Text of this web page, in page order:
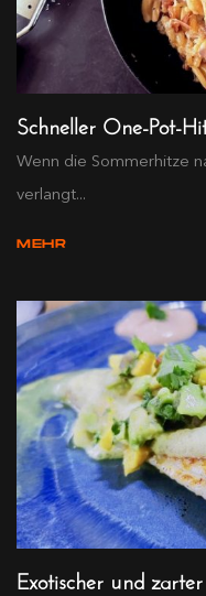
Schneller One-Pot-
Wenn die Sommerhitze
verlangt...
MEHR
Exotischer und